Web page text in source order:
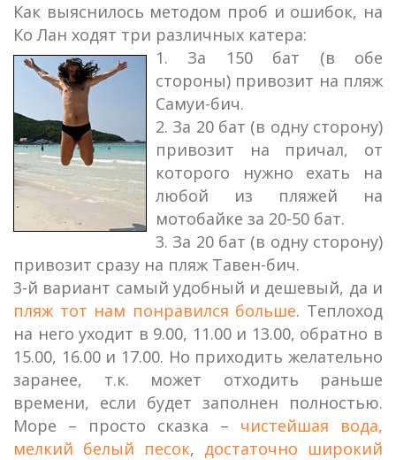
Как выяснилось методом проб и ошибок, на
Ко Лан ходят три различных катера:
1. За 150 бат (в обе
стороны) привозит на пляж
Самуи-бич.
2. За 20 бат (в одну сторону)
привозит на причал, от
которого нужно ехать на
любой из пляжей на
мотобайке за 20-50 бат.
3. За 20 бат (в одну сторону)
привозит сразу на пляж Тавен-бич.
3-й вариант самый удобный и дешевый, да и
пляж тот нам понравился больше. Теплоход
на него уходит в 9.00, 11.00 и 13.00, обратно в
15.00, 16.00 и 17.00. Но приходить желательно
заранее, т.к. может отходить раньше
времени, если будет заполнен полностью.
Море – просто сказка – чистейшая вода,
мелкий белый песок, достаточно широкий